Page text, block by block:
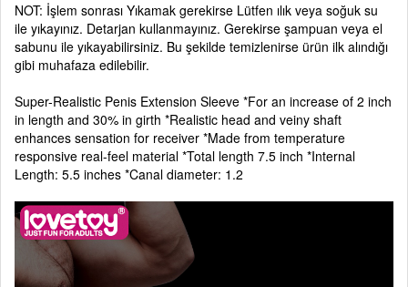
NOT: İşlem sonrası Yıkamak gerekirse Lütfen ılık veya soğuk su
ile yıkayınız. Detarjan kullanmayınız. Gerekirse şampuan veya el
sabunu ile yıkayabilirsiniz. Bu şekilde temizlenirse ürün ilk alındığı
gibi muhafaza edilebilir.
Super-Realistic Penis Extension Sleeve *For an increase of 2 inch
in length and 30% in girth *Realistic head and veiny shaft
enhances sensation for receiver *Made from temperature
responsive real-feel material *Total length 7.5 inch *Internal
Length: 5.5 inches *Canal diameter: 1.2